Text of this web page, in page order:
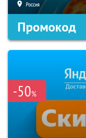
Россия
Промокод
-50%